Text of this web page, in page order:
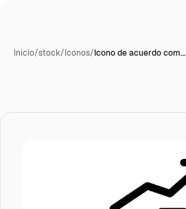
Inicio/stock/Iconos/Icono de acuerdo com…